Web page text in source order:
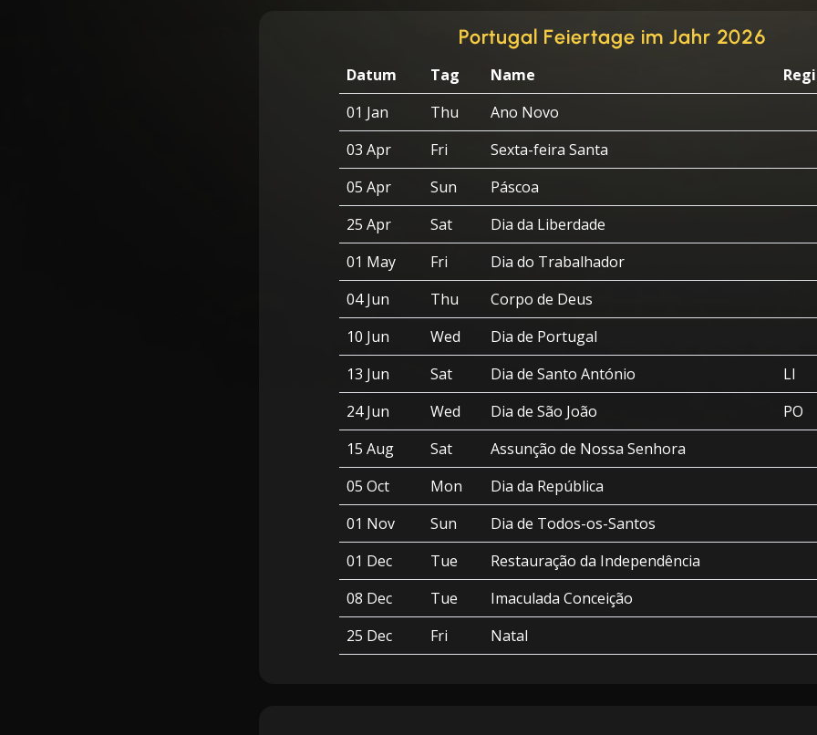
Portugal Feiertage im Jahr 2026
Datum Tag Name
01 Jan
Thu
Ano Novo
03 Apr
Fri
Sexta-feira Santa
05 Apr
Sun
Páscoa
25 Apr
Sat
Dia da Liberdade
01 May
Fri
Dia do Trabalhador
04 Jun
Thu
Corpo de Deus
10 Jun
Wed
Dia de Portugal
13 Jun
Sat Dia de Santo António
LI
24 Jun
Wed Dia de São João
PO
15 Aug
Sat
Assunção de Nossa Senhora
05 Oct
Mon
Dia da República
01 Nov
Sun
Dia de Todos-os-Santos
01 Dec
Tue
Restauração da Independência
08 Dec
Tue
Imaculada Conceição
25 Dec
Fri Natal